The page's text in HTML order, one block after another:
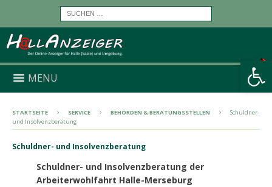
Werkzeugleiste öffnen
MENU
STARTSEITE SERVICE BEHÖRDEN & BERATUNGSSTELLEN
Schuldner-
und Insolvenzberatung
Schuldner- und Insolvenzberatung
Schuldner- und Insolvenzberatung der
Arbeiterwohlfahrt Halle-Merseburg